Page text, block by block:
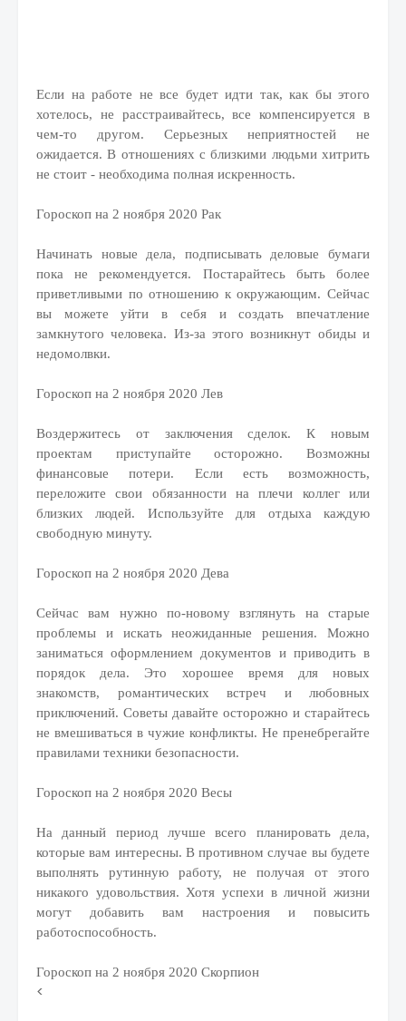
Если на работе не все будет идти так, как бы этого
хотелось, не расстраивайтесь, все компенсируется в
чем-то другом. Серьезных неприятностей не
ожидается. В отношениях с близкими людьми хитрить
не стоит - необходима полная искренность.
Гороскоп на 2 ноября 2020 Рак
Начинать новые дела, подписывать деловые бумаги
пока не рекомендуется. Постарайтесь быть более
приветливыми по отношению к окружающим. Сейчас
вы можете уйти в себя и создать впечатление
замкнутого человека. Из-за этого возникнут обиды и
недомолвки.
Гороскоп на 2 ноября 2020 Лев
Воздержитесь от заключения сделок. К новым
проектам приступайте осторожно. Возможны
финансовые потери. Если есть возможность,
переложите свои обязанности на плечи коллег или
близких людей. Используйте для отдыха каждую
свободную минуту.
Гороскоп на 2 ноября 2020 Дева
Сейчас вам нужно по-новому взглянуть на старые
проблемы и искать неожиданные решения. Можно
заниматься оформлением документов и приводить в
порядок дела. Это хорошее время для новых
знакомств, романтических встреч и любовных
приключений. Советы давайте осторожно и старайтесь
не вмешиваться в чужие конфликты. Не пренебрегайте
правилами техники безопасности.
Гороскоп на 2 ноября 2020 Весы
На данный период лучше всего планировать дела,
которые вам интересны. В противном случае вы будете
выполнять рутинную работу, не получая от этого
никакого удовольствия. Хотя успехи в личной жизни
могут добавить вам настроения и повысить
работоспособность.
Гороскоп на 2 ноября 2020 Скорпион
<